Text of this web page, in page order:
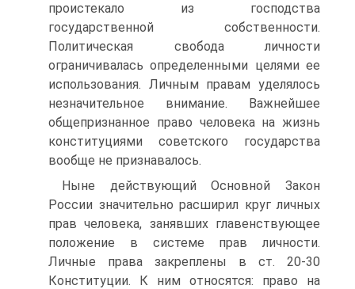
проистекало из господства
государственной собственности.
Политическая свобода личности
ограничивалась определенными целями ее
использования. Личным правам уделялось
незначительное внимание. Важнейшее
общепризнанное право человека на жизнь
конституциями советского государства
вообще не признавалось.
Ныне действующий Основной Закон
России значительно расширил круг личных
прав человека, занявших главенствующее
положение в системе прав личности.
Личные права закреплены в ст. 20-30
Конституции. К ним относятся: право на